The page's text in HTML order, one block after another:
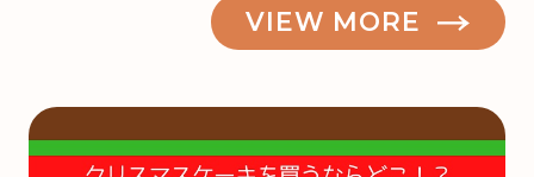
VIEW MORE